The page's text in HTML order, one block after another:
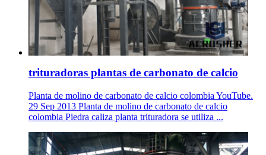
trituradoras plantas de carbonato de calcio
Planta de molino de carbonato de calcio colombia YouTube.
29 Sep 2013 Planta de molino de carbonato de calcio
colombia Piedra caliza planta trituradora se utiliza ...